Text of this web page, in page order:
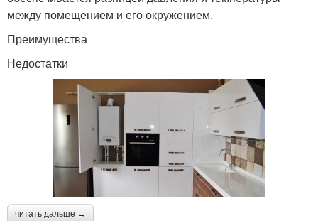
между помещением и его окружением.
Преимущества
Недостатки
читать дальше →